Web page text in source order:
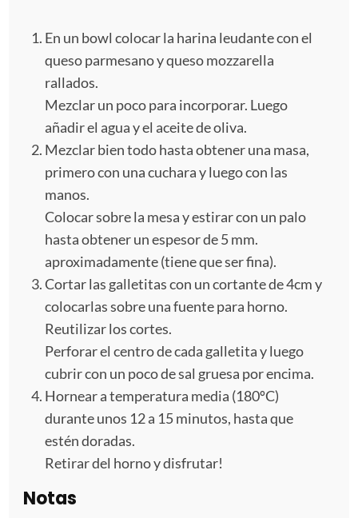
En un bowl colocar la harina leudante con el
queso parmesano y queso mozzarella
rallados.
Mezclar un poco para incorporar. Luego
añadir el agua y el aceite de oliva.
Mezclar bien todo hasta obtener una masa,
primero con una cuchara y luego con las
manos.
Colocar sobre la mesa y estirar con un palo
hasta obtener un espesor de 5 mm.
aproximadamente (tiene que ser fina).
Cortar las galletitas con un cortante de 4cm y
colocarlas sobre una fuente para horno.
Reutilizar los cortes.
Perforar el centro de cada galletita y luego
cubrir con un poco de sal gruesa por encima.
Hornear a temperatura media (180ºC)
durante unos 12 a 15 minutos, hasta que
estén doradas.
Retirar del horno y disfrutar!
Notas